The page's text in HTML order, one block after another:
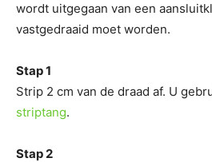
wordt uitgegaan van een
vastgedraaid moet worden.
Stap 1
Strip 2 cm van de draad af. U
striptang.
Stap 2